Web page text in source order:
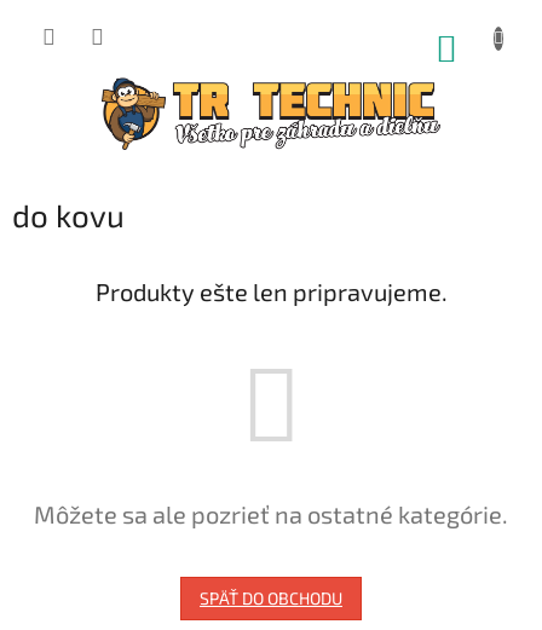
do kovu
Produkty ešte len pripravujeme.
Môžete sa ale pozrieť na ostatné kategórie.
SPÄŤ DO OBCHODU